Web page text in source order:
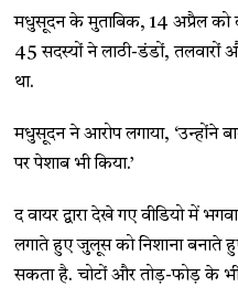
मधुसूदन के मुताबिक, 14 अप्रैल को
45 सदस्यों ने लाठी-डंडों, तलवारों
था.
मधुसूदन ने आरोप लगाया, ‘उन्होंने
पर पेशाब भी किया.’
द वायर द्वारा देखे गए वीडियो में
लगाते हुए जुलूस को निशाना बनाते
सकता है. चोटों और तोड़-फोड़ के